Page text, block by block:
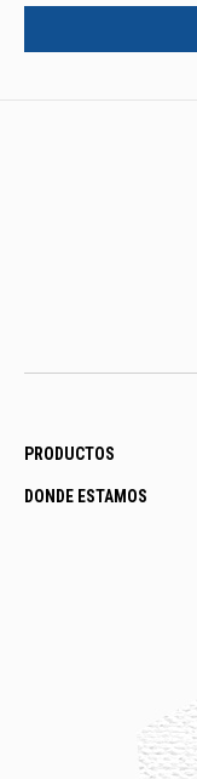
mucho
PRODUCTOS
DONDE ESTAMOS